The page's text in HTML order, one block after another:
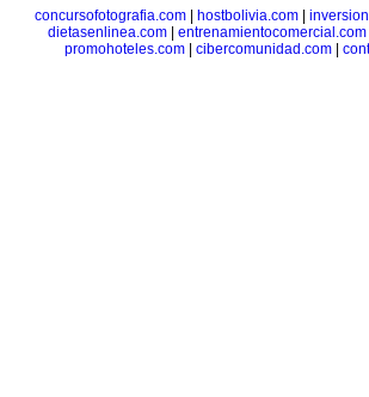
concursofotografia.com| hostbolivia.com|
dietasenlinea.com| entrenamientocomercial.com|
promohoteles.com
cibercomunidad.com